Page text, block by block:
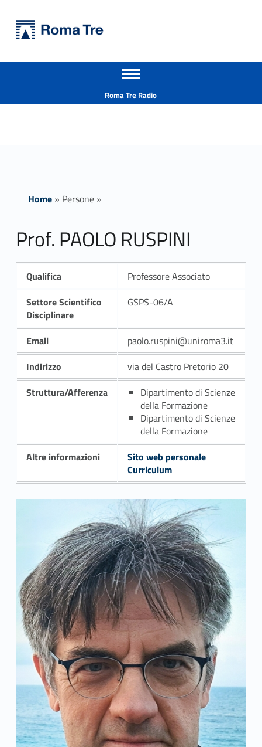
Prof. PAOLO RUSPINI ricerca - Università Roma Tre
Apri il menu secondario
Roma Tre Radio
Home» Persone»
Prof. PAOLO RUSPINI
Qualifica
Professore Associato
Settore Scientifico
Disciplinare
GSPS-06/A
Email
paolo.ruspini@uniroma3.it
Indirizzo
via del Castro Pretorio 20
Struttura/Afferenza
Dipartimento di Scienze
della Formazione
Dipartimento di Scienze
della Formazione
Altre informazioni
Sito web personale
Curriculum